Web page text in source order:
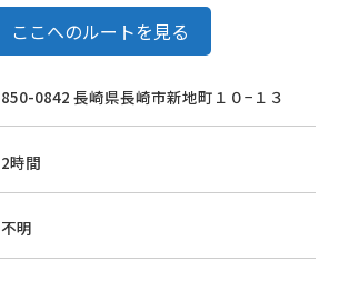
ここへのルートを見る
850-0842 長崎県長崎市新地町１０−１３
2時間
不明